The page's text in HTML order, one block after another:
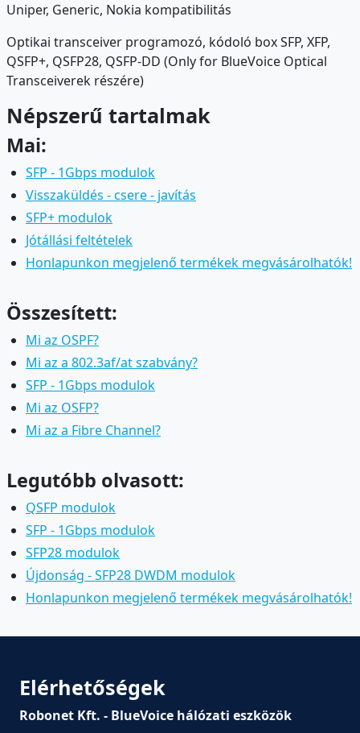
Uniper, Generic, Nokia kompatibilitás
Optikai transceiver programozó, kódoló box SFP, XFP,
QSFP+, QSFP28, QSFP-DD (Only for BlueVoice Optical
Transceiverek részére)
Népszerű tartalmak
Mai:
SFP - 1Gbps modulok
Visszaküldés - csere - javítás
SFP+ modulok
Jótállási feltételek
Honlapunkon megjelenő termékek megvásárolhatók!
Összesített:
Mi az OSPF?
Mi az a 802.3af/at szabvány?
SFP - 1Gbps modulok
Mi az OSFP?
Mi az a Fibre Channel?
Legutóbb olvasott:
QSFP modulok
SFP - 1Gbps modulok
SFP28 modulok
Újdonság - SFP28 DWDM modulok
Honlapunkon megjelenő termékek megvásárolhatók!
Elérhetőségek
Robonet Kft. - BlueVoice hálózati eszközök